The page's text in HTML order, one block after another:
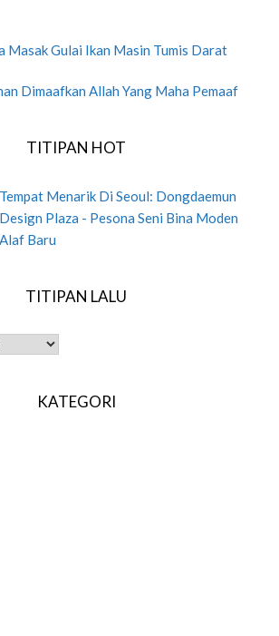
Masak Gulai Ikan Masin Tumis Darat
Dimaafkan Allah Yang Maha Pemaaf
TITIPAN HOT
Tempat Menarik Di Seoul: Dongdaemun
Design Plaza - Pesona Seni Bina Moden
Alaf Baru
TITIPAN LALU
KATEGORI